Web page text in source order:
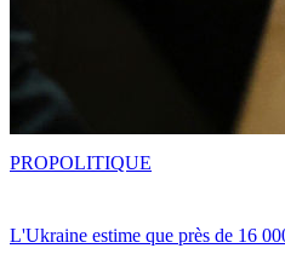
L'Ukraine estime que près de 16
PROPOLITIQUE